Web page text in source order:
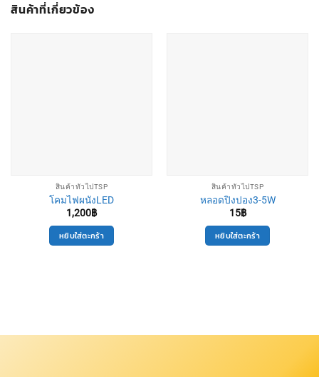
สินค้าที่เกี่ยวข้อง
สินค้าทั่วไปTSP
โคมไฟผนังLED
1,200฿
หยิบใส่ตะกร้า
สินค้าทั่วไปTSP
หลอดปิงปอง3-5W
15฿
หยิบใส่ตะกร้า